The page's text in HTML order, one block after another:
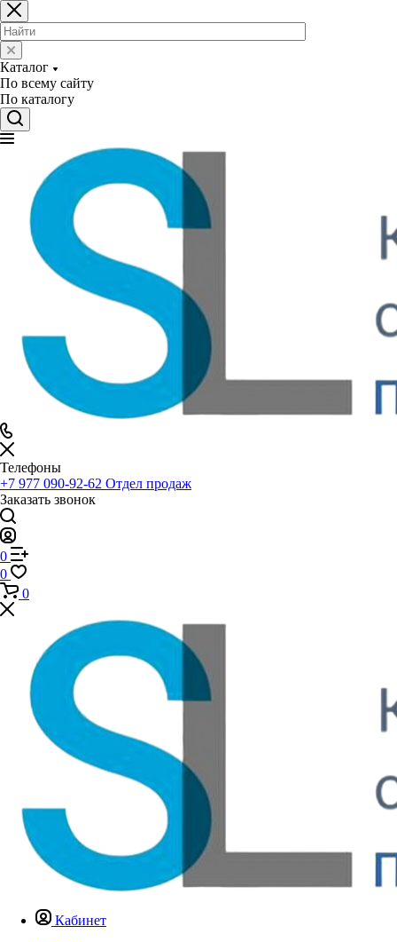
Каталог
По всему сайту
По каталогу
Телефоны
+7 977 090-92-62 Отдел продаж
Заказать звонок
0
0
0
Кабинет